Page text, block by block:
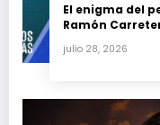
El enigma del
Ramón
julio 28, 2026